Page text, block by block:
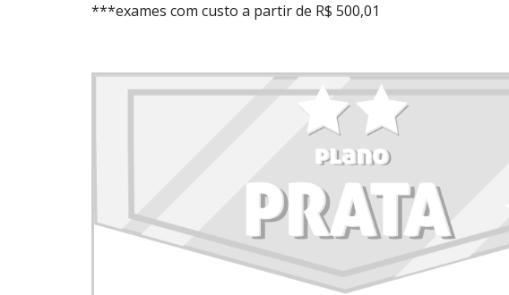
***exames com custo a partir de R$ 500,01